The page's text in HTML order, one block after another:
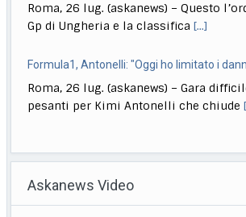
Roma, 26 lug. (askanews) – Gara
pesanti per Kimi Antonelli che chiude
Ginnastica, la siciliana July Marano regina
Roma, 26 lug. (askanews) – La nuova
dell’artistica italiana, diciotto anni il
Quirinale, La Russa: Meloni al Colle? Non
prossima volta
Roma, 26 lug. (askanews) – "Secondo
Askanews Video